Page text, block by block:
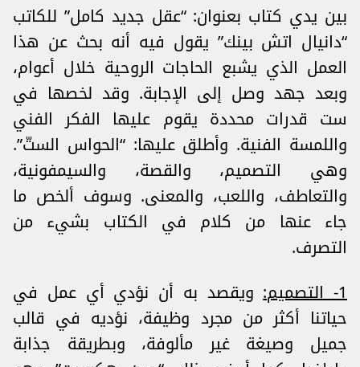
بين يدي كتاب بعنوان: “عقل جديد كامل” للكاتب
“دانيال اتش بينك” يقول فيه أنه بحث عن هذا
العمل الذي يشبع الحاجات الروحية خلال أعوام،
وبعد جهد وصل إلى الإجابة. وقد لخصها في
ست قدرات محددة يقوم عليها الفكر الفني
واللمسة الفنية. وأطلق عليها: “الحواس الستّ”.
وهي التصميم، والقصة، والسيمفونية،
والتعاطف، واللعب، والمعنى. وسوف ألخص ما
جاء عنها من كلام في الكتاب بشيء من
التصرف.
1- التصميم:
ويقصد به أن نؤدي أي عمل في
حياتنا أكثر من مجرد وظيفة، نؤديه في قالب
جميل وصيغة غير مألوفة، وبطريقة جذابة